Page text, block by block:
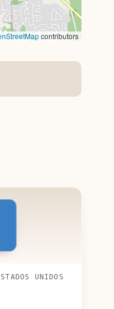
contributors
UNIDOS